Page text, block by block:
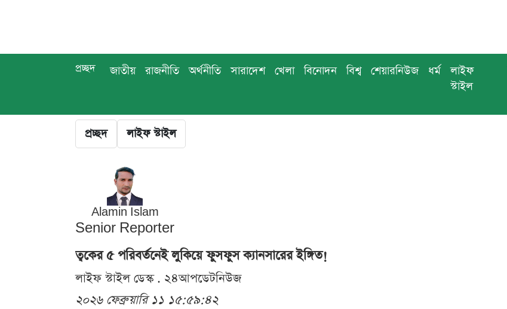
প্রচ্ছদ জাতীয় রাজনীতি অর্থনীতি সারাদেশ খেলা বিনোদন বিশ্ব শেয়ারনিউজ ধর্ম
লাইফ
স্টাইল
প্রচ্ছদ লাইফ স্টাইল
Alamin Islam
Senior Reporter
ত্বকের ৫ পরিবর্তনেই লুকিয়ে ফুসফুস ক্যানসারের ইঙ্গিত!
লাইফ স্টাইল ডেস্ক . ২৪আপডেটনিউজ
২০২৬ ফেব্রুয়ারি ১১ ১৫:৫৯:৪২